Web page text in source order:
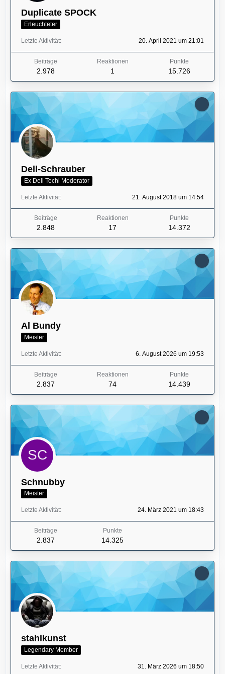
Duplicate SPOCK
Erleuchteter
Letzte Aktivität 20. April 2021 um 21:01
Beiträge
2.978
Reaktionen
1
Punkte
15.726
Dell-Schrauber
Ex Dell Techi Moderator
Letzte Aktivität 21. August 2018 um 14:54
Beiträge
2.848
Reaktionen
17
Punkte
14.372
Al Bundy
Meister
Letzte Aktivität 6. August 2026 um 19:53
Beiträge
2.837
Reaktionen
74
Punkte
14.439
Schnubby
Meister
Letzte Aktivität 24. März 2021 um 18:43
Beiträge
2.837
Punkte
14.325
stahlkunst
Legendary Member
Letzte Aktivität 31. März 2026 um 18:50